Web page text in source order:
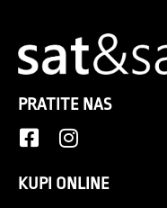
PRATITE NAS
KUPI ONLINE